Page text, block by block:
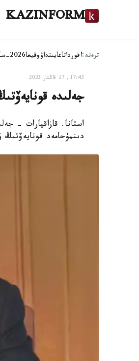
KAZINFORM
ترەند:اقورداتاعايىنداۋوقيعا2026-سايلاۋ
17:43, 17 قاڭتار 2023
جەلىدە
استانا. قازاقپارات -
دىنمۇحامەد قونايەۆتىڭ